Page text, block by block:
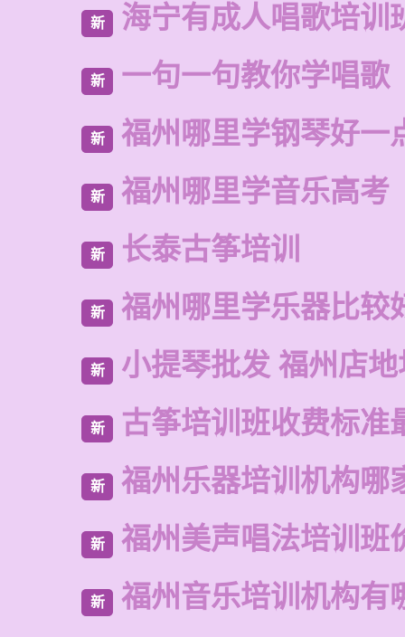
新 海宁有成人唱歌培训
新 一句一句教你学唱歌
新 福州哪里学钢琴好一
新 福州哪里学音乐高考
新 长泰古筝培训
新 福州哪里学乐器比较
新 小提琴批发 福州店
新 古筝培训班收费标准
新 福州乐器培训机构哪
新 福州美声唱法培训班
新 福州音乐培训机构有